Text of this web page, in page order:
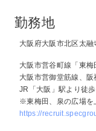
勤務地
大阪府大阪市北区太
大阪市営谷町線「東
大阪市営御堂筋線、
JR「大阪」駅より徒
※東梅田、泉の広場を
https://